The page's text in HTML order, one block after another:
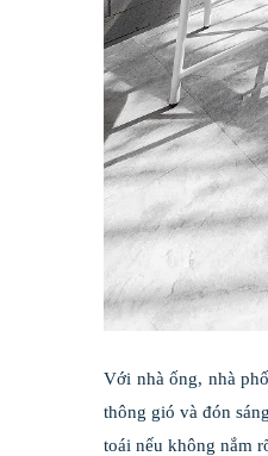
Với nhà ống, nhà
thông gió và đón
toái nếu không nắm